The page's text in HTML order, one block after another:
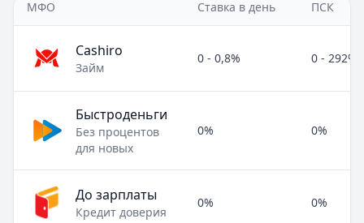
МФО Ставка в день ПСК
Cashiro
Займ
0 - 0,8% 0 - 292%
Быстроденьги
Без процентов
для новых
0% 0%
До зарплаты
Кредит доверия
0% 0%